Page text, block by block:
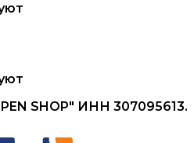
SHOP" ИНН 307095613.